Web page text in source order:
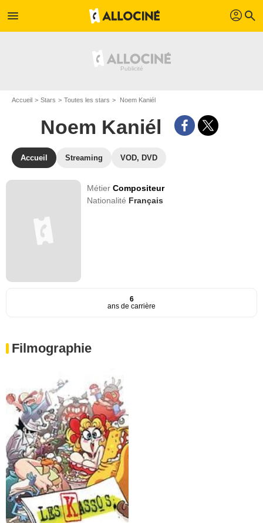
menu profil search
Accueil Stars Toutes les stars Noem Kaniél
Noem Kaniél
Accueil Streaming VOD, DVD
MétierCompositeur
Nationalité Français
6
ans de carrière
Filmographie